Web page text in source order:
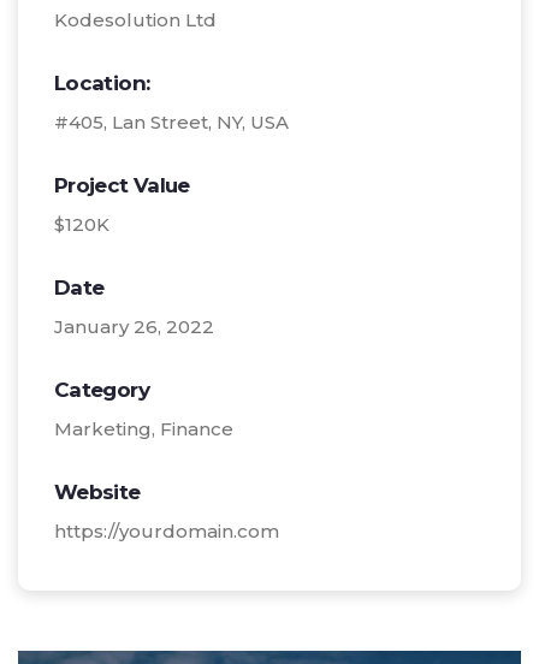
Kodesolution Ltd
Location:
#405, Lan Street, NY, USA
Project Value
$120K
Date
January 26, 2022
Category
Marketing, Finance
Website
https://yourdomain.com